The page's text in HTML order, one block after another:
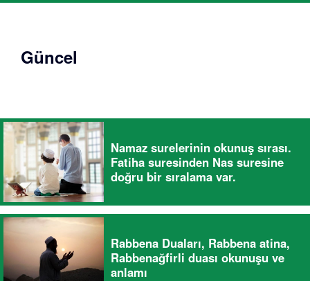
Güncel
Namaz surelerinin okunuş sırası.
Fatiha suresinden Nas suresine
doğru bir sıralama var.
Rabbena Duaları, Rabbena atina,
Rabbenağfirli duası okunuşu ve
anlamı